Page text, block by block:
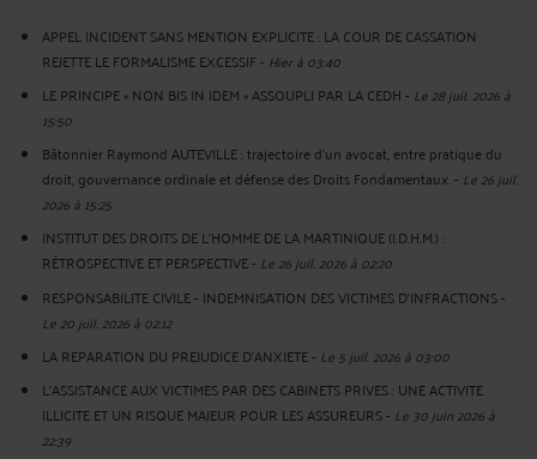
APPEL INCIDENT SANS MENTION EXPLICITE : LA COUR DE CASSATION
REJETTE LE FORMALISME EXCESSIF- Hier à 03:40
LE PRINCIPE « NON BIS IN IDEM » ASSOUPLI PAR LA CEDH- Le 28 juil. 2026 à
15:50
Bâtonnier Raymond AUTEVILLE : trajectoire d’un avocat, entre pratique du
droit, gouvernance ordinale et défense des Droits Fondamentaux.- Le 26 juil.
2026 à 15:25
INSTITUT DES DROITS DE L'HOMME DE LA MARTINIQUE (I.D.H.M.) :
RÉTROSPECTIVE ET PERSPECTIVE- Le 26 juil. 2026 à 02:20
RESPONSABILITE CIVILE - INDEMNISATION DES VICTIMES D'INFRACTIONS-
Le 20 juil. 2026 à 02:12
LA REPARATION DU PREJUDICE D’ANXIETE- Le 5 juil. 2026 à 03:00
L'ASSISTANCE AUX VICTIMES PAR DES CABINETS PRIVES : UNE ACTIVITE
ILLICITE ET UN RISQUE MAJEUR POUR LES ASSUREURS- Le 30 juin 2026 à
22:39